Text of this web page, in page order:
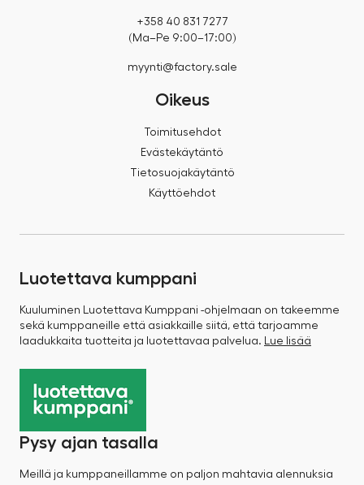
+358 40 831 7277
(Ma–Pe 9:00–17:00)
myynti@factory.sale
Oikeus
Toimitusehdot
Evästekäytäntö
Tietosuojakäytäntö
Käyttöehdot
Luotettava kumppani
Kuuluminen Luotettava Kumppani -ohjelmaan on takeemme
sekä kumppaneille että asiakkaille siitä, että tarjoamme
laadukkaita tuotteita ja luotettavaa palvelua.
Lue lisää
Pysy ajan tasalla
Meillä ja kumppaneillamme on paljon mahtavia alennuksia